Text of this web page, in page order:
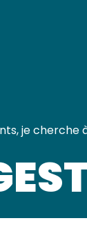
je cherche